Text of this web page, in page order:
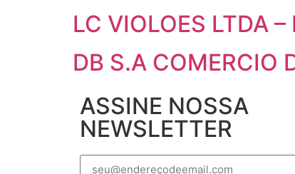
LC VIOLOES LTDA –
DB S.A COMERCIO
ASSINE NOSSA
NEWSLETTER